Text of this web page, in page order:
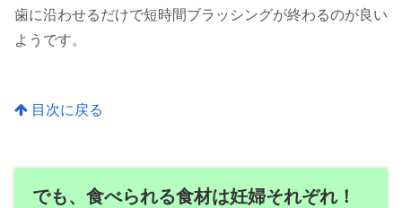
歯に沿わせるだけで短時間ブラッシングが終わるのが良い
ようです。
目次に戻る
でも、食べられる食材は妊婦それぞれ！